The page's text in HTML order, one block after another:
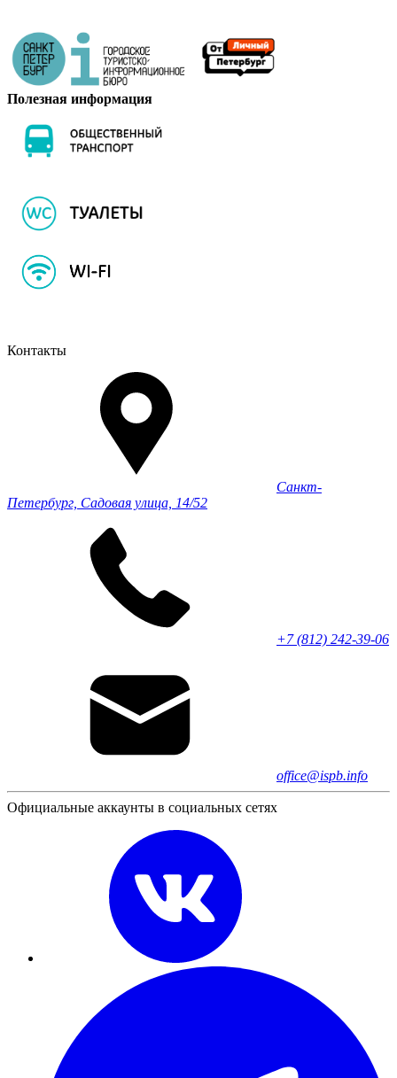
Полезная информация
Контакты
Санкт-
Петербург, Садовая улица, 14/52
+7 (812) 242-39-06
office@ispb.info
Официальные аккаунты в социальных сетях